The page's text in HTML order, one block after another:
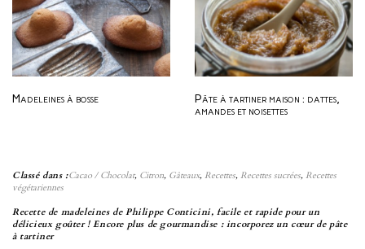
Madeleines à bosse
Pâte à tartiner maison : dattes,
amandes et noisettes
Classé dans :Cacao / Chocolat, Citron, Gâteaux, Recettes, Recettes sucrées, Recettes
végétariennes
Recette de madeleines de Philippe Conticini, facile et rapide pour un
délicieux goûter ! Encore plus de gourmandise : incorporez un cœur de pâte
à tartiner